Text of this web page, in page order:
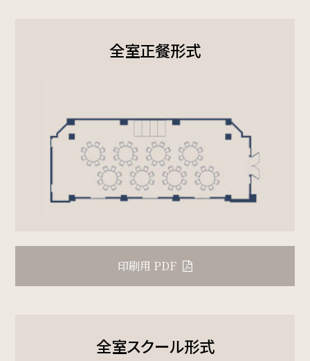
フロアガイド プレスリリース
パンフレット 個人情報保護方針
サイトポリシー ソーシャルメディアポリシー
ご宿泊日を検索
レンタカー付き
全室正餐形式
印刷用 PDF
全室スクール形式